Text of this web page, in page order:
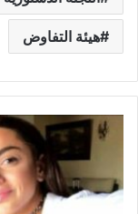
هيئة التفاوض
ا